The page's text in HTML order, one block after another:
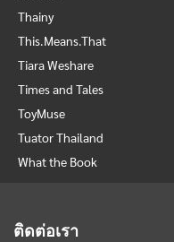
Thainy
This.Means.That
Tiara Weshare
Times and Tales
ToyMuse
Tuator Thailand
What the Book
ติดต่อเรา